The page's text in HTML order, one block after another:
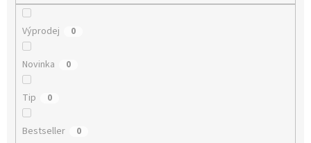
Výprodej 0
Novinka 0
Tip 0
Bestseller 0